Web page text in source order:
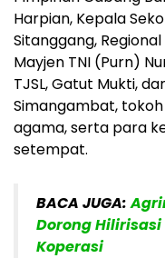
Harpian, Kepala
Sitanggang,
Mayjen TNI (Purn)
TJSL, Gatut Mukti,
Simangambat,
agama, serta para
setempat.
BACA JUGA:
Dorong
Koperasi